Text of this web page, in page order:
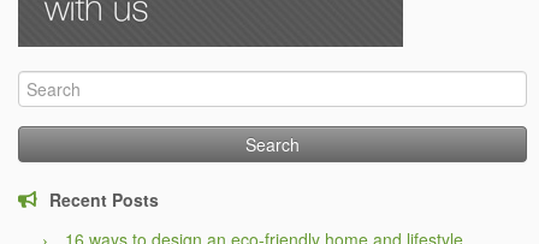
Search
for:
Recent Posts
16 ways to design an eco-friendly home and lifestyle